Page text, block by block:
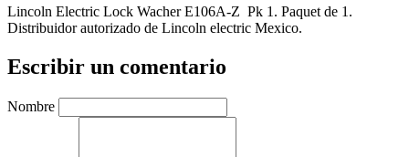
Lincoln Electric Lock Wacher E106A-Z Pk 1. Paquet de 1.
Distribuidor autorizado de Lincoln electric Mexico.
Escribir un comentario
Nombre